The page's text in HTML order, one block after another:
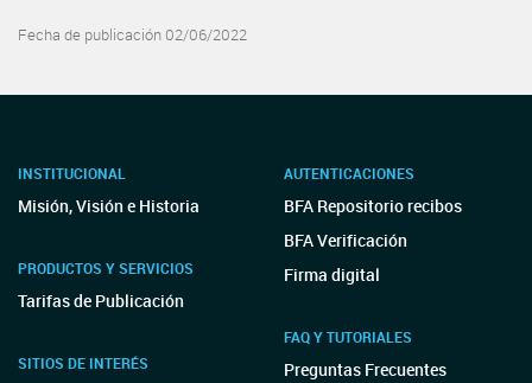
Fecha de publicación 02/06/2022
INSTITUCIONAL
Misión, Visión e Historia
PRODUCTOS Y SERVICIOS
Tarifas de Publicación
SITIOS DE INTERÉS
AUTENTICACIONES
BFA Repositorio recibos
BFA Verificación
Firma digital
FAQ Y TUTORIALES
Preguntas Frecuentes